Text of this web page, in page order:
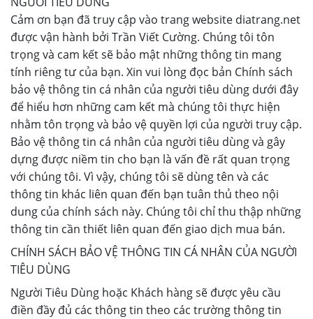
Cảm ơn bạn đã truy cập vào trang website diatrang.net
được vận hành bởi Trần Viết Cường. Chúng tôi tôn
trọng và cam kết sẽ bảo mật những thông tin mang
tính riêng tư của bạn. Xin vui lòng đọc bản Chính sách
bảo vệ thông tin cá nhân của người tiêu dùng dưới đây
để hiểu hơn những cam kết mà chúng tôi thực hiện
nhằm tôn trọng và bảo vệ quyền lợi của người truy cập.
Bảo vệ thông tin cá nhân của người tiêu dùng và gây
dựng được niềm tin cho bạn là vấn đề rất quan trọng
với chúng tôi. Vì vậy, chúng tôi sẽ dùng tên và các
thông tin khác liên quan đến bạn tuân thủ theo nội
dung của chính sách này. Chúng tôi chỉ thu thập những
thông tin cần thiết liên quan đến giao dịch mua bán.
CHÍNH SÁCH BẢO VỆ THÔNG TIN CÁ NHÂN CỦA NGƯỜI
TIÊU DÙNG
Người Tiêu Dùng hoặc Khách hàng sẽ được yêu cầu
điền đầy đủ các thông tin theo các trường thông tin